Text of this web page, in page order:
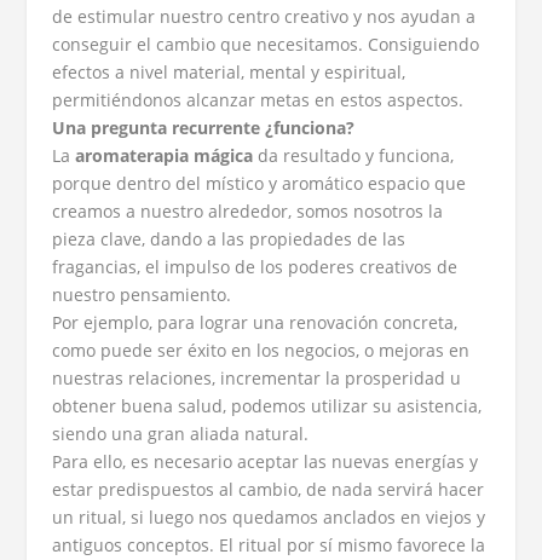
de estimular nuestro centro creativo y nos ayudan a
conseguir el cambio que necesitamos. Consiguiendo
efectos a nivel material, mental y espiritual,
permitiéndonos alcanzar metas en estos aspectos.
Una pregunta recurrente ¿funciona?
La aromaterapia mágicada resultado y funciona,
porque dentro del místico y aromático espacio que
creamos a nuestro alrededor, somos nosotros la
pieza clave, dando a las propiedades de las
fragancias, el impulso de los poderes creativos de
nuestro pensamiento.
Por ejemplo, para lograr una renovación concreta,
como puede ser éxito en los negocios, o mejoras en
nuestras relaciones, incrementar la prosperidad u
obtener buena salud, podemos utilizar su asistencia,
siendo una gran aliada natural.
Para ello, es necesario aceptar las nuevas energías y
estar predispuestos al cambio, de nada servirá hacer
un ritual, si luego nos quedamos anclados en viejos y
antiguos conceptos. El ritual por sí mismo favorece la